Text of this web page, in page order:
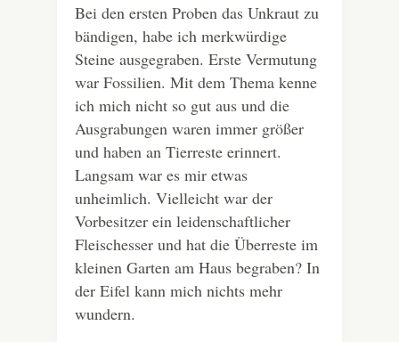
Bei den ersten Proben das Unkraut zu
bändigen, habe ich merkwürdige
Steine ausgegraben. Erste Vermutung
war Fossilien. Mit dem Thema kenne
ich mich nicht so gut aus und die
Ausgrabungen waren immer größer
und haben an Tierreste erinnert.
Langsam war es mir etwas
unheimlich. Vielleicht war der
Vorbesitzer ein leidenschaftlicher
Fleischesser und hat die Überreste im
kleinen Garten am Haus begraben? In
der Eifel kann mich nichts mehr
wundern.